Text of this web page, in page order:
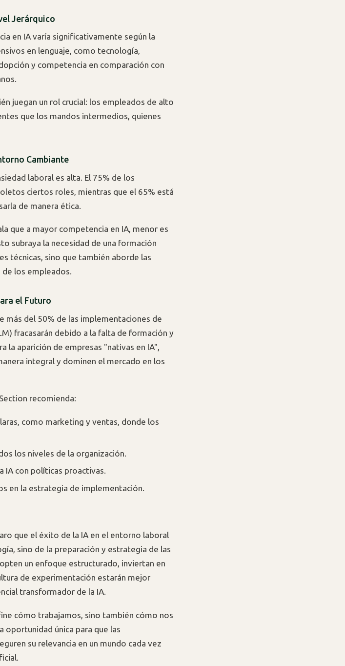
Jerárquico
en IA varía significativamente según la
en lenguaje, como tecnología,
y competencia en comparación con
juegan un rol crucial: los empleados de alto
que los mandos intermedios, quienes
Cambiante
laboral es alta. El 75% de los
ciertos roles, mientras que el 65% está
de manera ética.
que a mayor competencia en IA, menor es
subraya la necesidad de una formación
técnicas, sino que también aborde las
los empleados.
el Futuro
más del 50% de las implementaciones de
fracasarán debido a la falta de formación y
la aparición de empresas "nativas en IA",
integral y dominen el mercado en los
recomienda:
como marketing y ventas, donde los
los niveles de la organización.
IA con políticas proactivas.
en la estrategia de implementación.
que el éxito de la IA en el entorno laboral
sino de la preparación y estrategia de las
un enfoque estructurado, inviertan en
de experimentación estarán mejor
transformador de la IA.
cómo trabajamos, sino también cómo nos
oportunidad única para que las
su relevancia en un mundo cada vez